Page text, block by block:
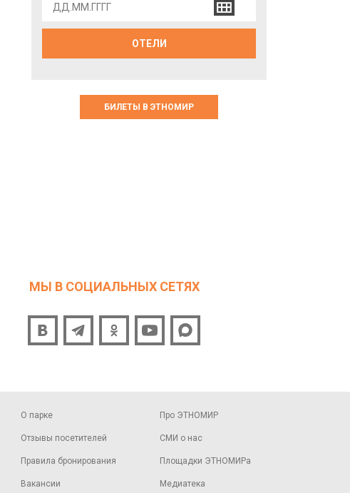
ОТЕЛИ
БИЛЕТЫ В ЭТНОМИР
МЫ В СОЦИАЛЬНЫХ СЕТЯХ
О парке
Отзывы посетителей
Правила бронирования
Вакансии
Про ЭТНОМИР
СМИ о нас
Площадки ЭТНОМИРа
Медиатека